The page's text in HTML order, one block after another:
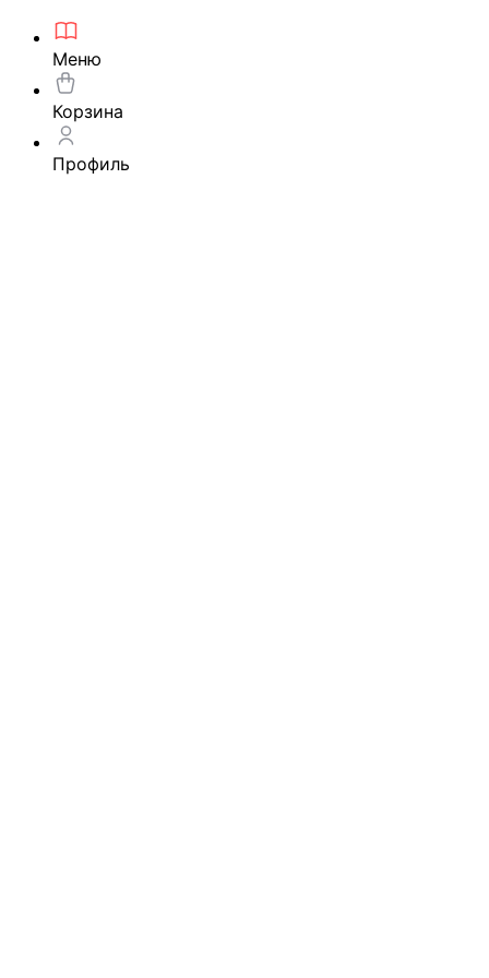
Меню
Корзина
Профиль